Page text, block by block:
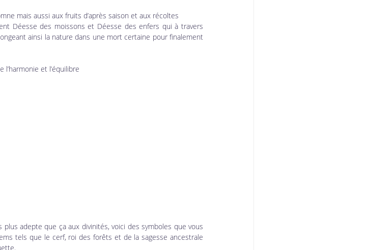
mais aussi aux fruits d’après saison et aux récoltes
Déesse des moissons et Déesse des enfers qui à travers
ainsi la nature dans une mort certaine pour finalement
et l’équilibre
adepte que ça aux divinités, voici des symboles que vous
tels que le cerf, roi des forêts et de la sagesse ancestrale